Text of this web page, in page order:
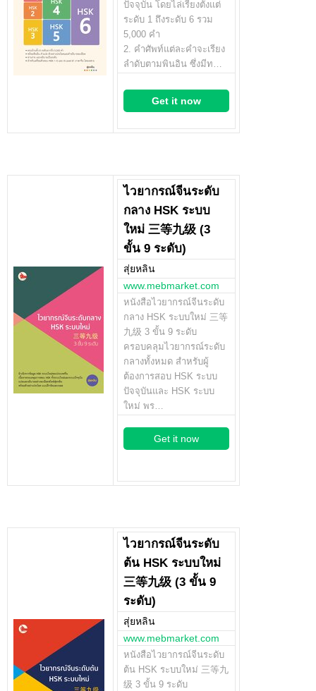
ปัจจุบัน โดยไล่เรียงตั้งแต่
ระดับ 1 ถึงระดับ 6 รวม
5,000 คำ
2. คำศัพท์แต่ละคำจะเรียง
ลำดับตามพินอิน ซึ่งมีท…
Get it now
ไวยากรณ์จีนระดับ
กลาง HSK ระบบ
ใหม่ 三等九级 (3
ขั้น 9 ระดับ)
สุ่ยหลิน
www.mebmarket.com
หนังสือไวยากรณ์จีนระดับ
กลาง HSK ระบบใหม่ 三等
九级 3 ขั้น 9 ระดับ
ครอบคลุมไวยากรณ์ระดับ
กลางทั้งหมด สำหรับผู้
ต้องการสอบ HSK ระบบ
ปัจจุบันและ HSK ระบบ
ใหม่ พร…
Get it now
ไวยากรณ์จีนระดับ
ต้น HSK ระบบใหม่
三等九级 (3 ขั้น 9
ระดับ)
สุ่ยหลิน
www.mebmarket.com
หนังสือไวยากรณ์จีนระดับ
ต้น HSK ระบบใหม่ 三等九
级 3 ขั้น 9 ระดับ